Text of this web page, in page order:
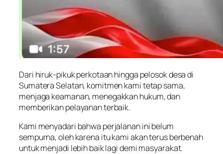
Dari hiruk-pikuk perkotaan hingga pelosok desa di
Sumatera Selatan, komitmen kami tetap sama,
menjaga keamanan, menegakkan hukum, dan
memberikan pelayanan terbaik.
Kami menyadari bahwa perjalanan ini belum
sempurna, oleh karena itu kami akan terus berbenah
untuk menjadi lebih baik lagi demi masyarakat.